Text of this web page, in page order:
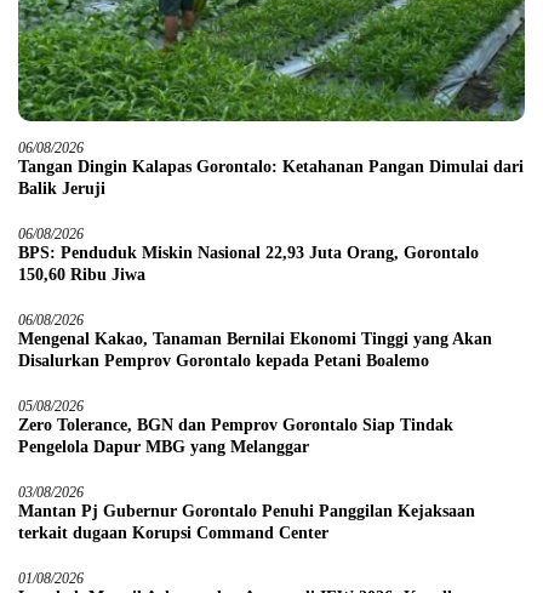
06/08/2026
Tangan Dingin Kalapas Gorontalo: Ketahanan Pangan Dimulai dari
Balik Jeruji
06/08/2026
BPS: Penduduk Miskin Nasional 22,93 Juta Orang, Gorontalo
150,60 Ribu Jiwa
06/08/2026
Mengenal Kakao, Tanaman Bernilai Ekonomi Tinggi yang Akan
Disalurkan Pemprov Gorontalo kepada Petani Boalemo
05/08/2026
Zero Tolerance, BGN dan Pemprov Gorontalo Siap Tindak
Pengelola Dapur MBG yang Melanggar
03/08/2026
Mantan Pj Gubernur Gorontalo Penuhi Panggilan Kejaksaan
terkait dugaan Korupsi Command Center
01/08/2026